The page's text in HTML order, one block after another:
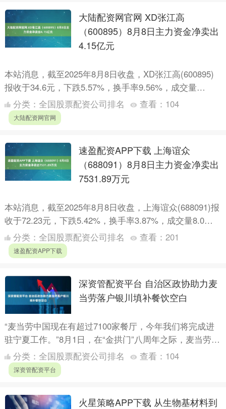
大陆配资网官网 XD张江高
（600895）8月8日主力资金净卖出
4.15亿元
本站消息，截至2025年8月8日收盘，XD张江高(600895)
报收于34.6元，下跌5.57%，换手率9.56%，成交量
148.06万手，成交额53.49亿元....
分类： 全国股票配资公司排名 查看： 104
大陆配资网官网
速盈配资APP下载 上海谊众
（688091）8月8日主力资金净卖出
7531.89万元
本站消息，截至2025年8月8日收盘，上海谊众(688091)报
收于72.23元，下跌5.42%，换手率3.87%，成交量8.0万
手，成交额5.73亿元。 8月....
分类： 全国股票配资公司排名 查看： 201
速盈配资APP下载
深资管配资平台 自治区政协助力麦
当劳落户银川填补餐饮空白
“麦当劳中国现在有超过7100家餐厅，今年我们将完成进
驻宁夏工作。”8月1日，在“金拱门”八周年之际，麦当劳中
国首次发布《金拱门八周年美好实践报告》，麦当劳中
国....
分类： 全国股票配资公司排名 查看： 104
深资管配资平台
火星策略APP下载 从生物基材料到